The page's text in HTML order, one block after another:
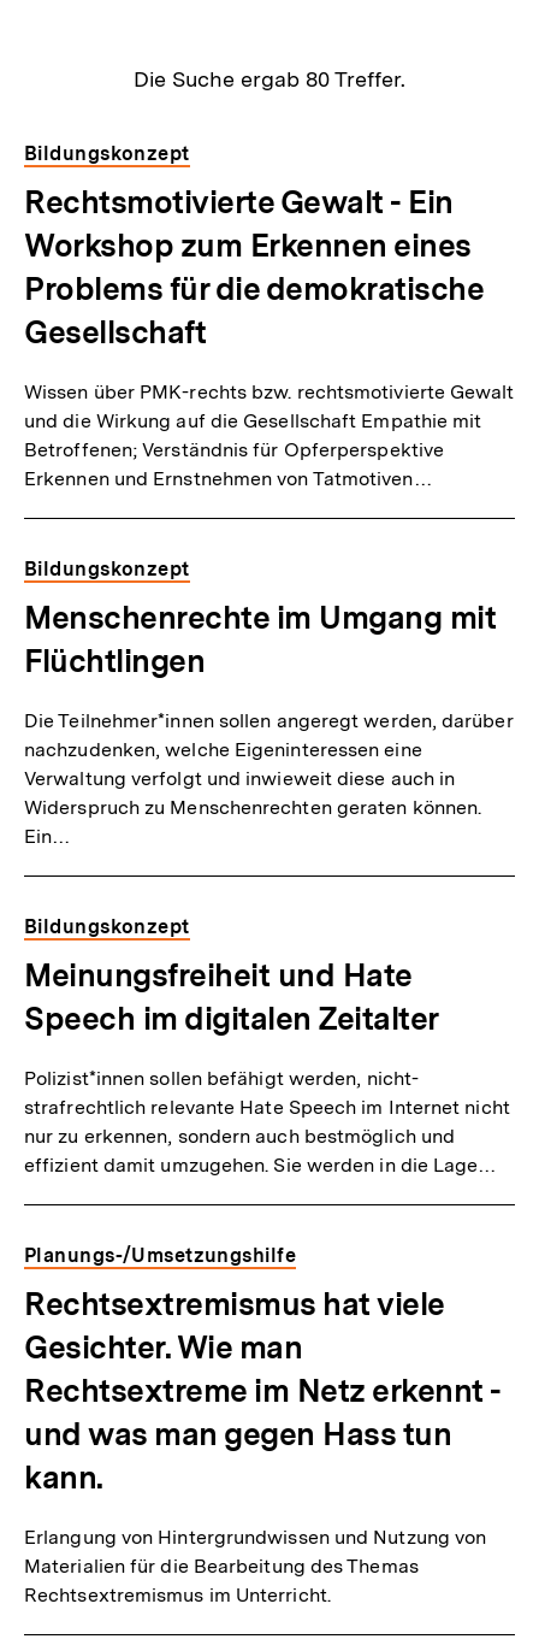
Suchergebnisse
Die Suche ergab 80Treffer.
Bildungskonzept
Rechtsmotivierte Gewalt - Ein
Workshop zum Erkennen eines
Problems für die demokratische
Gesellschaft
Wissen über PMK-rechts bzw. rechtsmotivierte Gewalt
und die Wirkung auf die Gesellschaft Empathie mit
Betroffenen; Verständnis für Opferperspektive
Erkennen und Ernstnehmen von Tatmotiven…
Bildungskonzept
Menschenrechte im Umgang mit
Flüchtlingen
Die Teilnehmer*innen sollen angeregt werden, darüber
nachzudenken, welche Eigeninteressen eine
Verwaltung verfolgt und inwieweit diese auch in
Widerspruch zu Menschenrechten geraten können.
Ein…
Bildungskonzept
Meinungsfreiheit und Hate
Speech im digitalen Zeitalter
Polizist*innen sollen befähigt werden, nicht-
strafrechtlich relevante Hate Speech im Internet nicht
nur zu erkennen, sondern auch bestmöglich und
effizient damit umzugehen. Sie werden in die Lage…
Planungs-/Umsetzungshilfe
Rechtsextremismus hat viele
Gesichter. Wie man
Rechtsextreme im Netz erkennt -
und was man gegen Hass tun
kann.
Erlangung von Hintergrundwissen und Nutzung von
Materialien für die Bearbeitung des Themas
Rechtsextremismus im Unterricht.